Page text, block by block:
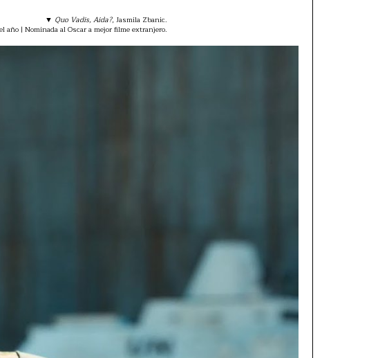
▼ Quo Vadis, Aida?, Jasmila Zbanic.
año | Nominada al Oscar a mejor filme extranjero.